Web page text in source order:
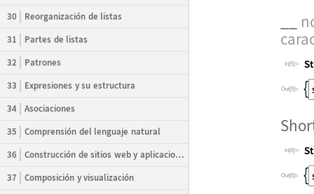
30
Reorganización de listas
31
Partes de listas
32
Patrones
33
Expresiones y su estructura
34
Asociaciones
35
Comprensión del lenguaje natural
36
Construcción de sitios web y aplicaciones
37
Composición y visualización
In[5]:=
Out[5]=
In[6]:=
Out[6]=